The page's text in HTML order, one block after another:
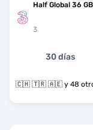
Half Global 36 GB
3
30 días
🇨🇭 🇹🇷 🇦🇪 y